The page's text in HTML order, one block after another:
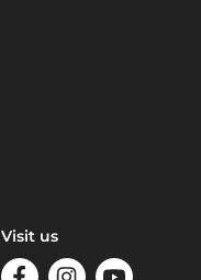
Visit us